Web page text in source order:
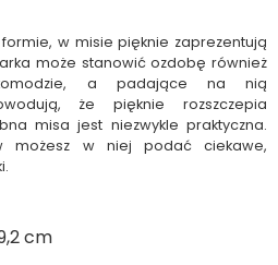
w misie pięknie zaprezentują
może stanowić ozdobę również
a padające na nią
że pięknie rozszczepia
misa jest niezwykle praktyczna.
możesz w niej podać ciekawe,
cm